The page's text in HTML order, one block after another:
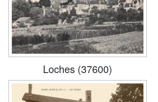
Loches (37600)